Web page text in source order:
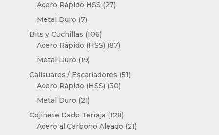
productos
Acero Rápido HSS 2727
Metal Duro 77
productos
Bits y Cuchillas 106106
productos
Acero Rápido (HSS) 8787
Metal Duro 1919
productos
Calisuares / Escariadores 5151
Acero Rápido (HSS) 3030
Metal Duro 2121
productos
Cojinete Dado Terraja 128128
productos
Acero al Carbono Aleado 2121